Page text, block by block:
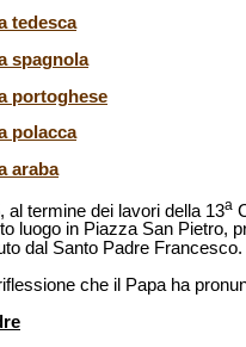
tedesca
spagnola
portoghese
polacca
araba
al termine dei lavori della 13a
luogo in Piazza San Pietro,
dal Santo Padre Francesco.
che il Papa ha